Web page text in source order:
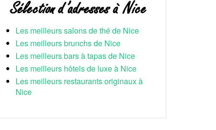
Les meilleurs salons de thé de Nice
Les meilleurs brunchs de Nice
Les meilleurs bars à tapas de Nice
Les meilleurs hôtels de luxe à Nice
Les meilleurs restaurants originaux à
Nice